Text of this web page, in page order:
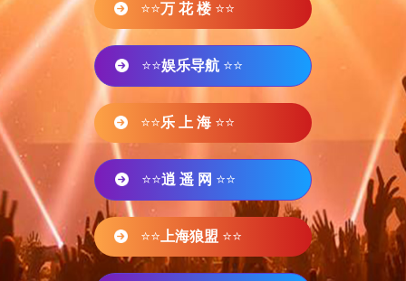
⭐⭐万 花 楼 ⭐⭐
⭐⭐娱乐导航 ⭐⭐
⭐⭐乐 上 海 ⭐⭐
⭐⭐逍 遥 网 ⭐⭐
⭐⭐ 上海狼盟 ⭐⭐